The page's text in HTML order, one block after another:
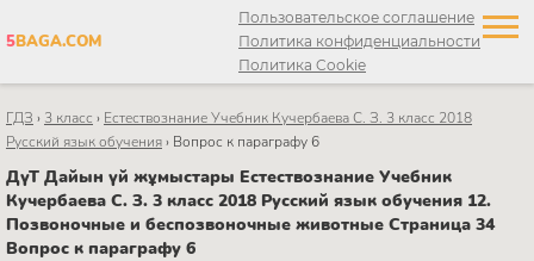
5BAGA.COM
Пользовательское соглашение
Политика конфиденциальности
Политика Cookie
ГДЗ › 3 класс › Естествознание Учебник Кучербаева C. З. 3 класс 2018
Русский язык обучения› Вопрос к параграфу 6
ДүТ Дайын үй жұмыстары Естествознание Учебник
Кучербаева C. З. 3 класс 2018 Русский язык обучения 12.
Позвоночные и беспозвоночные животные Страница 34
Вопрос к параграфу 6